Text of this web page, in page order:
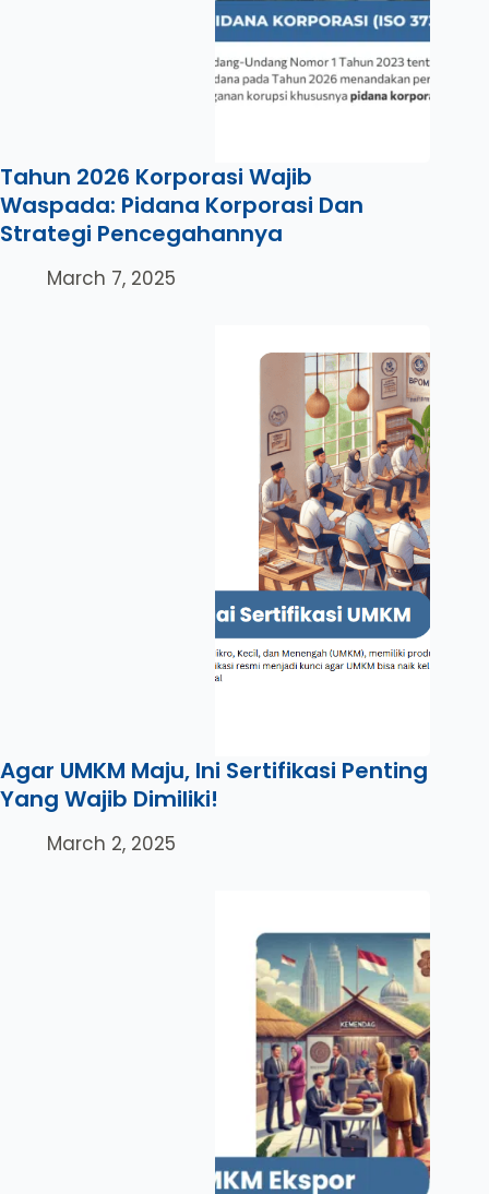
Tahun 2026 Korporasi Wajib
Waspada: Pidana Korporasi Dan
Strategi Pencegahannya
March 7, 2025
Agar UMKM Maju, Ini Sertifikasi Penting
Yang Wajib Dimiliki!
March 2, 2025